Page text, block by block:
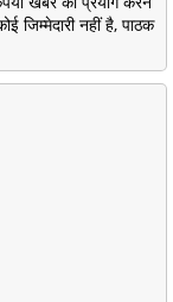
जिम्मेदारी नहीं है, पाठक